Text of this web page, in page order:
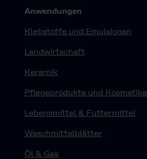
Anwendungen
Klebstoffe und Emulsionen
Landwirtschaft
Keramik
Pflegeprodukte und Kosmetika
Lebensmittel & Futtermittel
Waschmittelblätter
Öl & Gas